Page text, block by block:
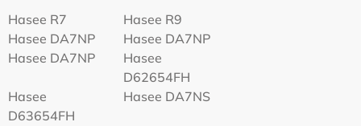
Hasee R7
Hasee R9
Hasee DA7NP
Hasee DA7NP
Hasee DA7NP
Hasee
D62654FH
Hasee
D63654FH
Hasee DA7NS